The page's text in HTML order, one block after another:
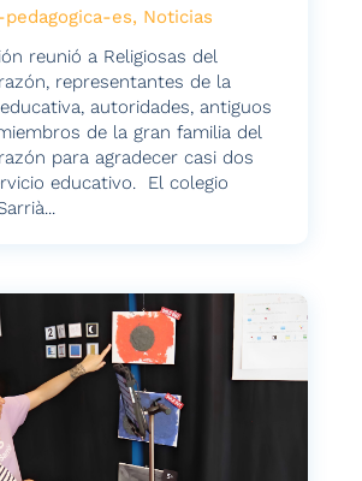
es, Noticias
reunió a Religiosas del
representantes de la
autoridades, antiguos
de la gran familia del
para agradecer casi dos
educativo. El colegio